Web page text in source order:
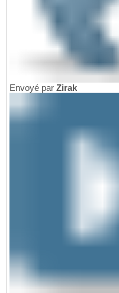
Envoyé par Zirak